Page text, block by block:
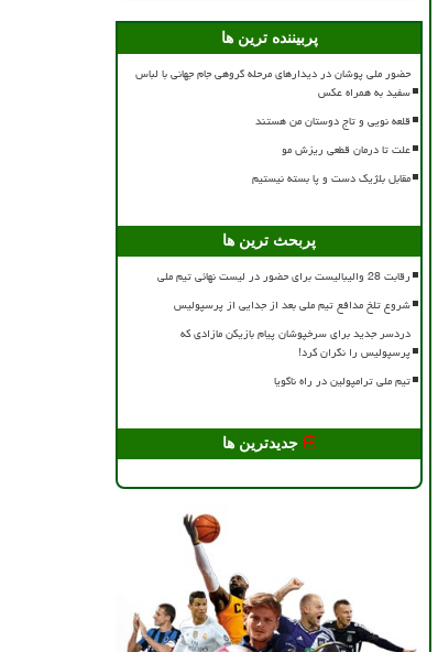
پربیننده ترین ها
حضور ملی پوشان در دیدارهای مرحله گروهی جام جهانی با لباس
سفید به همراه عکس
قلعه نویی و تاج دوستان من هستند
علت تا درمان قطعی ریزش مو
مقابل بلژیک دست و پا بسته نیستیم
پربحث ترین ها
رقابت 28 والیبالیست برای حضور در لیست نهائی تیم ملی
شروع تلخ مدافع تیم ملی بعد از جدایی از پرسپولیس
دردسر جدید برای سرخپوشان پیام بازیکن مازادی که
پرسپولیس را نگران کرد!
تیم ملی ترامپولین در راه ناگویا
جدیدترین ها